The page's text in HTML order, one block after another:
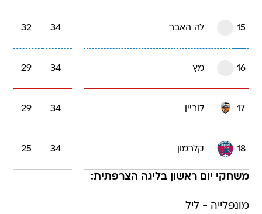
15 לה האבר 34
32
16 מץ 34
29
17 לוריין 34
29
18 קלרמון 34
25
משחקי יום ראשון בליגה הצרפתית:
מונפלייה - ליל